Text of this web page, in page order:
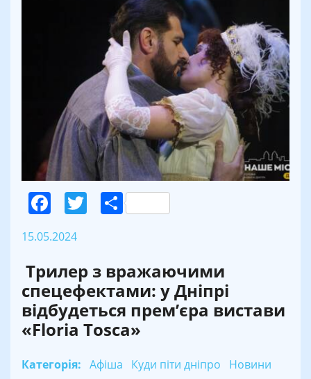
Facebook
Twitter
Поділитися
15.05.2024
Трилер з вражаючими
спецефектами: у Дніпрі
відбудеться прем’єра вистави
«Floria Tosca»
Категорія: Афіша Куди піти дніпро
Новини